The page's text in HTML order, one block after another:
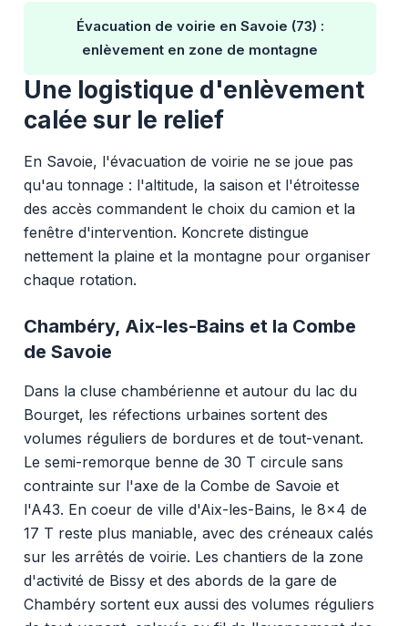
Évacuation de voirie en Savoie (73) :
enlèvement en zone de montagne
Une logistique d'enlèvement
calée sur le relief
En Savoie, l'évacuation de voirie ne se joue pas
qu'au tonnage : l'altitude, la saison et l'étroitesse
des accès commandent le choix du camion et la
fenêtre d'intervention. Koncrete distingue
nettement la plaine et la montagne pour organiser
chaque rotation.
Chambéry, Aix-les-Bains et la Combe
de Savoie
Dans la cluse chambérienne et autour du lac du
Bourget, les réfections urbaines sortent des
volumes réguliers de bordures et de tout-venant.
Le semi-remorque benne de 30 T circule sans
contrainte sur l'axe de la Combe de Savoie et
l'A43. En coeur de ville d'Aix-les-Bains, le 8x4 de
17 T reste plus maniable, avec des créneaux calés
sur les arrêtés de voirie. Les chantiers de la zone
d'activité de Bissy et des abords de la gare de
Chambéry sortent eux aussi des volumes réguliers